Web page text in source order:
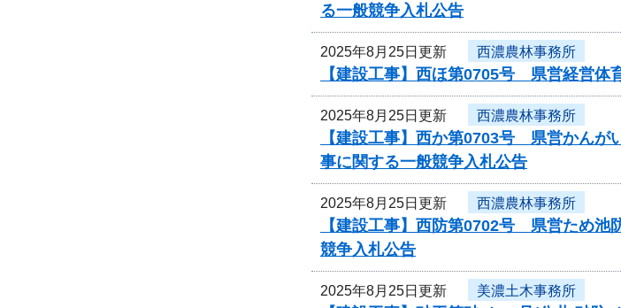
る一般競争入札公告
2025年8月25日更新 西濃農林事務所
【建設工事】西ほ第0705号 県営経営
2025年8月25日更新 西濃農林事務所
【建設工事】西か第0703号 県営かん
事に関する一般競争入札公告
2025年8月25日更新 西濃農林事務所
【建設工事】西防第0702号 県営ため
競争入札公告
2025年8月25日更新 美濃土木事務所